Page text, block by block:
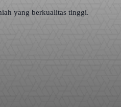
yang berkualitas tinggi.